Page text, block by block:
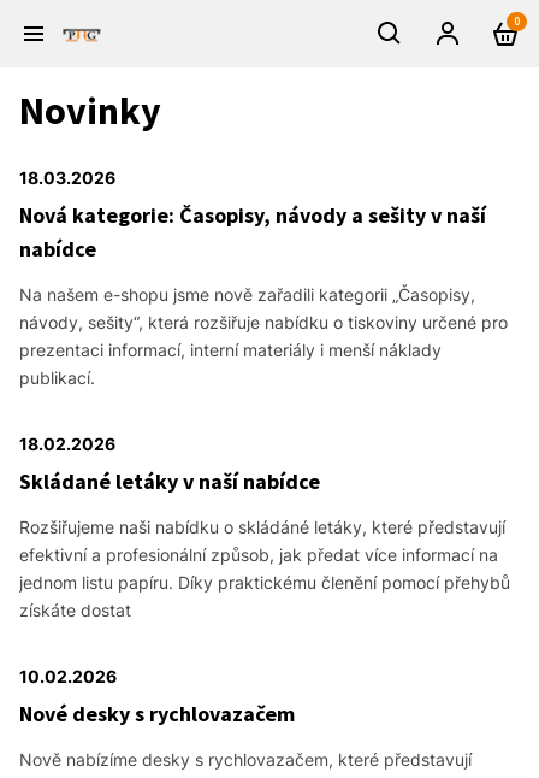
0
Novinky
18.03.2026
Nová kategorie: Časopisy, návody a sešity v naší
nabídce
Na našem e-shopu jsme nově zařadili kategorii „Časopisy,
návody, sešity“, která rozšiřuje nabídku o tiskoviny určené pro
prezentaci informací, interní materiály i menší náklady
publikací.
18.02.2026
Skládané letáky v naší nabídce
Rozšiřujeme naši nabídku o skládáné letáky, které představují
efektivní a profesionální způsob, jak předat více informací na
jednom listu papíru. Díky praktickému členění pomocí přehybů
získáte dostat
10.02.2026
Nové desky s rychlovazačem
Nově nabízíme desky s rychlovazačem, které představují